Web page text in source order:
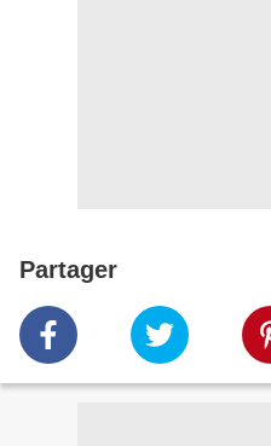
Partager